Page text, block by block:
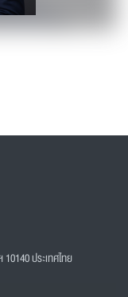
ประเทศไทย